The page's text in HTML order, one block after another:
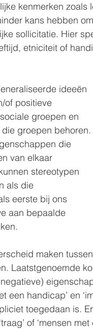
kenmerken
kans hebben
sollicitatie. Hier
etniciteit of
ideeën
of positieve
groepen en
groepen behoren.
die
van elkaar
stereotypen
als die
eerste bij ons
aan bepaalde
maken
Laatstgenoemde
een handicap’ en
toegedaan is.
of ‘mensen